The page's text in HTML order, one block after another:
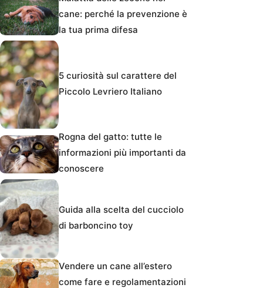
cane: perché la prevenzione è
la tua prima difesa
5 curiosità sul carattere del
Piccolo Levriero Italiano
Rogna del gatto: tutte le
informazioni più importanti da
conoscere
Guida alla scelta del cucciolo
di barboncino toy
Vendere un cane all’estero
come fare e regolamentazioni